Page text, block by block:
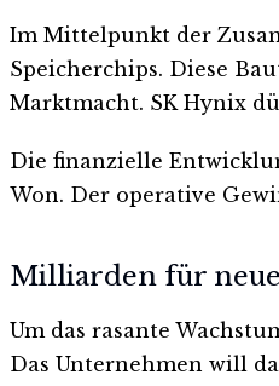
Im Mittelpunkt der
Speicherchips. Diese
Marktmacht. SK Hynix
Die finanzielle
Won. Der operative
Milliarden für
Um das rasante
Das Unternehmen will